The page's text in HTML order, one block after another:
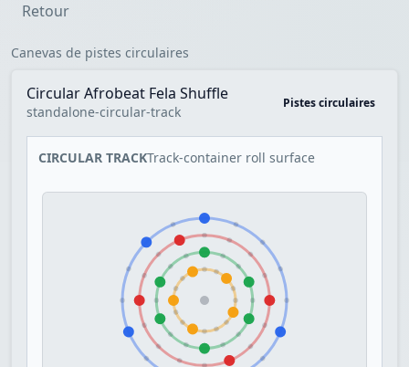
Retour
Canevas de pistes circulaires
Circular Afrobeat Fela Shuffle
standalone-circular-track
Pistes circulaires
CIRCULAR TRACKTrack-container roll surface